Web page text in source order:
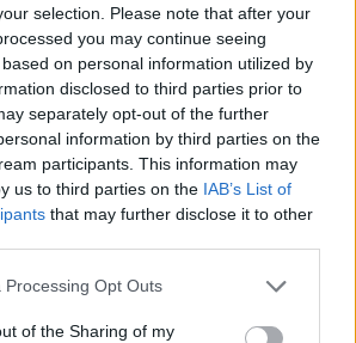
selection. Please note that after your
you may continue seeing
on personal information utilized by
disclosed to third parties prior to
separately opt-out of the further
information by third parties on the
participants. This information may
us to third parties on the IAB’s List of
that may further disclose it to other
Processing Opt Outs
of the Sharing of my
ciklusának.